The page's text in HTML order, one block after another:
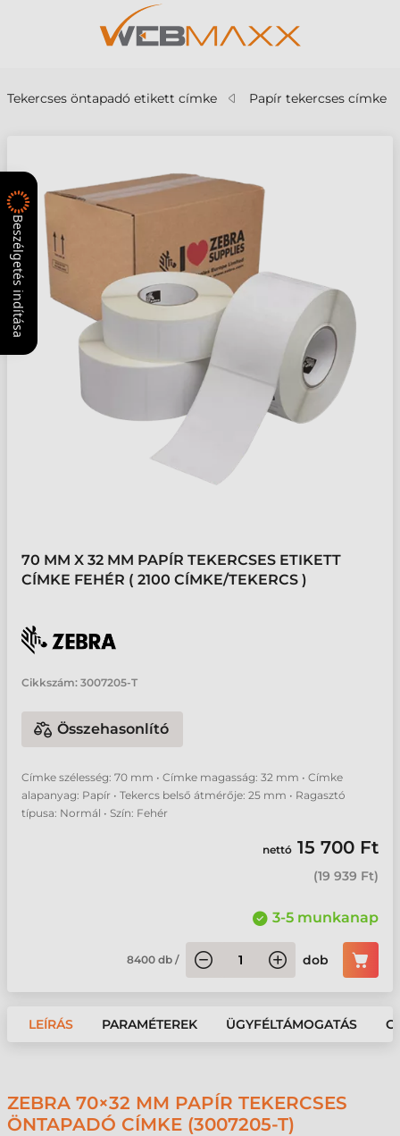
Tekercses öntapadó etikett címke Papír tekercses címke
70 MM X 32 MM PAPÍR TEKERCSES ETIKETT
CÍMKE FEHÉR ( 2100 CÍMKE/TEKERCS )
Cikkszám: 3007205-T
Összehasonlító
Címke szélesség: 70 mm • Címke magasság: 32 mm • Címke
alapanyag: Papír • Tekercs belső átmérője: 25 mm • Ragasztó
típusa: Normál • Szín: Fehér
nettó 15 700 Ft
(19 939 Ft)
3-5 munkanap
8400 db / dob
LEÍRÁS PARAMÉTEREK ÜGYFÉLTÁMOGATÁS
ZEBRA 70×32 MM PAPÍR TEKERCSES
ÖNTAPADÓ CÍMKE (3007205-T)
Beszélgetés indítása